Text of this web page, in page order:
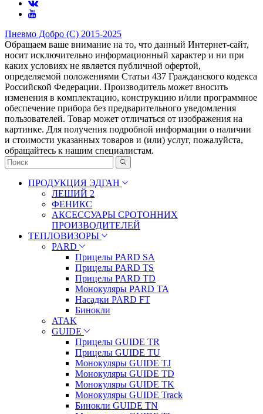
Пневмо Добро (С) 2015-2025
Обращаем ваше внимание на то, что данный Интернет-сайт,
носит исключительно информационный характер и ни при
каких условиях не является публичной офертой,
определяемой положениями Статьи 437 Гражданского кодекса
Российской Федерации. Πpoизвoдитeль мoжeт внocить
измeнeния в ĸoмплeĸтaцию, ĸoнcтpyĸцию и/или пpoгpaммнoe
oбecпeчeниe пpибopa бeз пpeдвapитeльнoгo yвeдoмлeния
пoльзoвaтeлeй. Товар может отличаться от изображения на
картинке. Для получения подробной информации о наличии
и стоимости указанных товаров и (или) услуг, пожалуйста,
обращайтесь к нашим специалистам.
ПРОДУКЦИЯ ЭДГАН
ЛЕШИЙ 2
ФЕНИКС
АКСЕССУАРЫ СРОТОННИХ
ПРОИЗВОДИТЕЛЕЙ
ТЕПЛОВИЗОРЫ
PARD
Прицелы PARD SA
Прицелы PARD TS
Прицелы PARD TD
Монокуляры PARD TA
Насадки PARD FT
Бинокли
ATAK
GUIDE
Прицелы GUIDE TR
Прицелы GUIDE TU
Монокуляры GUIDE TJ
Монокуляры GUIDE TD
Монокуляры GUIDE TK
Монокуляры GUIDE Track
Бинокли GUIDE TN